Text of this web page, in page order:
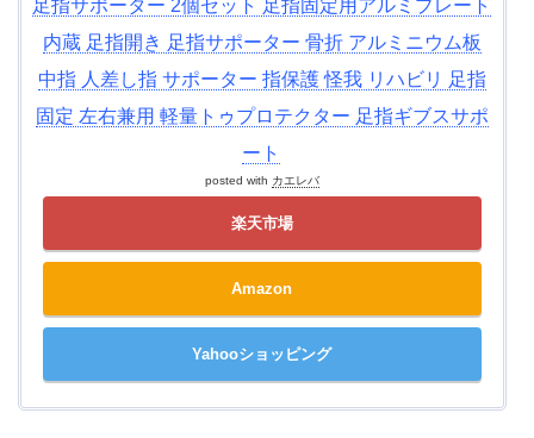
足指サポーター 2個セット 足指固定用アルミプレート
内蔵 足指開き 足指サポーター 骨折 アルミニウム板
中指 人差し指 サポーター 指保護 怪我 リハビリ 足指
固定 左右兼用 軽量トゥプロテクター 足指ギブスサポ
ート
posted with カエレバ
楽天市場
Amazon
Yahooショッピング